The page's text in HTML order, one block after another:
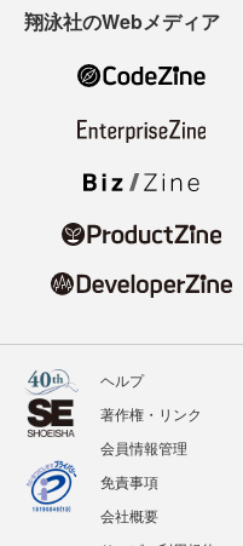
翔泳社のWebメディア
ヘルプ
著作権・リンク
会員情報管理
免責事項
会社概要